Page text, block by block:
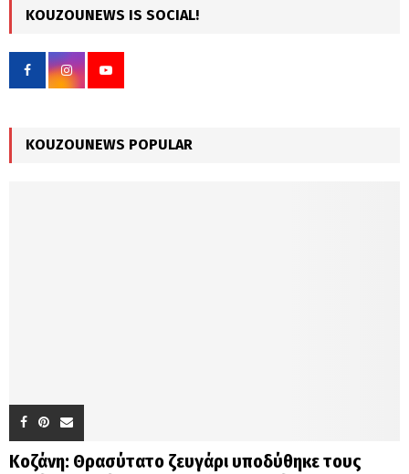
h
f
r
KOUZOUNEWS IS SOCIAL!
KOUZOUNEWS POPULAR
Κοζάνη: Θρασύτατο ζευγάρι υποδύθηκε τους